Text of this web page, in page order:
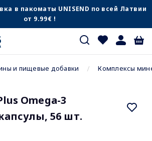
в пакоматы UNISEND по всей Латвии
от 9.99€ !
и пищевые добавки Комплексы
Omega-3
56 шт.